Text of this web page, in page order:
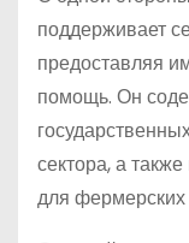
поддерживает
предоставляя
помощь. Он
сектора, а
для фермерских